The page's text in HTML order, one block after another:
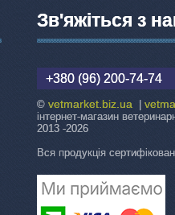
Зв'яжіться з
+380 (96) 200-74-74
©vetmarket.biz.ua |
інтернет-магазин
2013 -2026
Вся продукція